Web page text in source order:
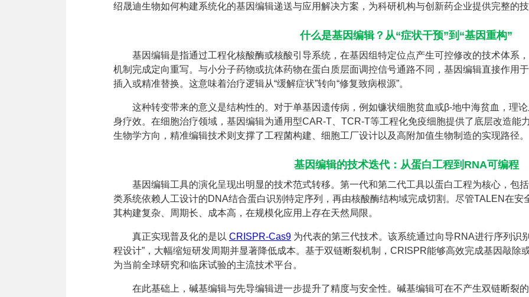
绍晟迪生物如何构建系统化的基因编辑递送与应用解决方案，为科研机构与创新药企业提供完整的
什么是基因编辑？从“症状干预”到“基因重构”
基因编辑是指通过工程化核酸酶或核酸引导系统，在基因组特定位点产生可控修改的技术体系
机制完成定向重写。与小分子药物或抗体药物在蛋白质层面调控信号通路不同，基因编辑直接作用
插入或精准替换。这意味着治疗逻辑从“缓解症状”转向“修复致病根源”。
这种转变带来的意义是结构性的。对于单基因遗传病，例如镰状细胞贫血或β-地中海贫血，理
身疗效。在细胞治疗领域，基因编辑为通用型CAR-T、TCR-T等工程化免疫细胞提供了底层改造能
生物学方向，精准编辑技术则支撑了工程菌构建、细胞工厂设计以及高附加值生物制造的实现路径。
基因编辑的技术迭代：从蛋白工程到RNA可编程
基因编辑工具的演化呈现出明显的技术范式转移。第一代和第二代工具以蛋白工程为核心，包
类系统依赖人工设计的DNA结合蛋白识别特定序列，再由核酸酶结构域完成切割。尽管TALEN在安
其构建复杂、周期长、成本高，在规模化应用上存在天然局限。
真正实现普及化的是以 CRISPR-Cas9为代表的第三代技术。该系统通过向导RNA进行序列识
程设计”，大幅缩短研发周期并显著降低成本。基于双链断裂机制，CRISPR能够高效完成基因敲除
为当前全球研究和临床试验的主流技术平台。
在此基础上，碱基编辑与先导编辑进一步提升了精度与安全性。碱基编辑可在不产生双链断裂